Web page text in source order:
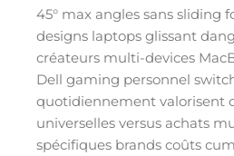
45° max angles sans sliding
designs laptops glissant
créateurs multi-devices
Dell gaming personnel
quotidiennement valorisent
universelles versus achats
spécifiques brands coûts